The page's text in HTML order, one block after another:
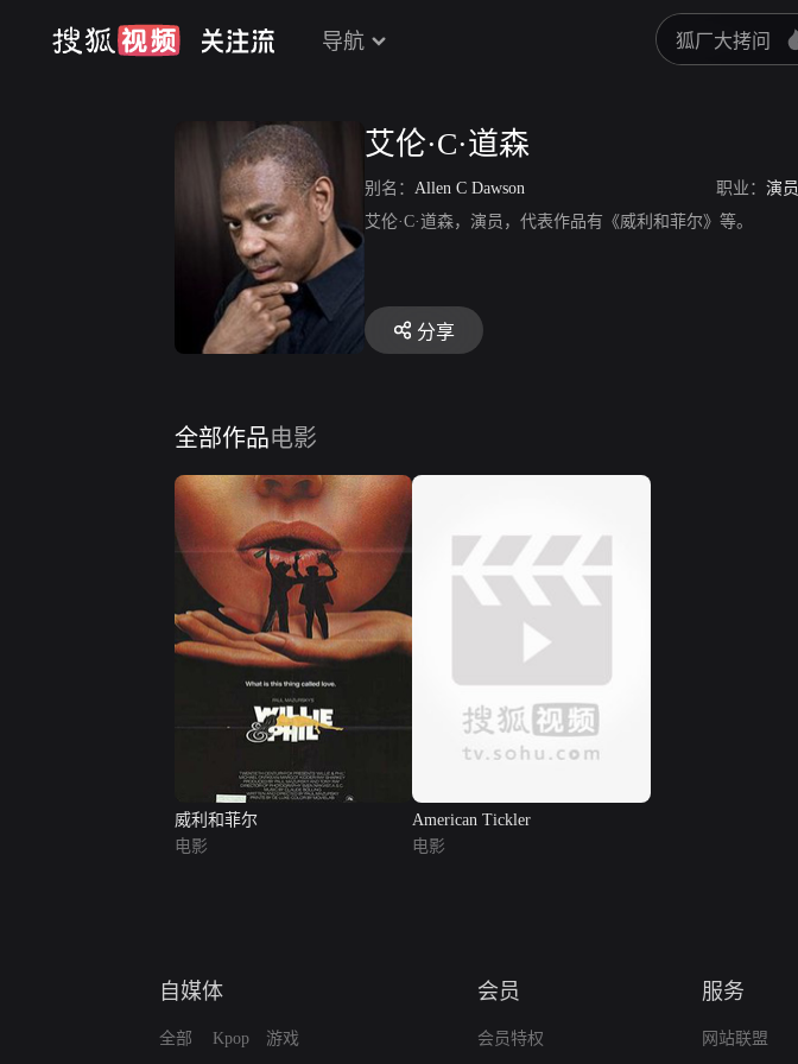
导航
艾伦·C·道森
别名： Allen C Dawson 职业： 演员
艾伦·C·道森，演员，代表作品有《威利和菲尔》等。
分享
全部作品电影
威利和菲尔
电影
American Tickler
电影
自媒体
全部 Kpop 游戏
会员
会员特权
服务
网站联盟